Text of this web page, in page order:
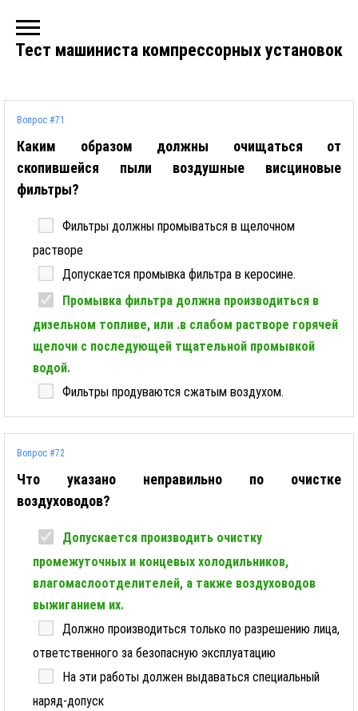
Тест машиниста компрессорных установок
Вопрос #71
Каким образом должны очищаться от
скопившейся пыли воздушные висциновые
фильтры?
Фильтры должны промываться в щелочном
растворе
Допускается промывка фильтра в керосине.
Промывка фильтра должна производиться в
дизельном топливе, или .в слабом растворе горячей
щелочи с последующей тщательной промывкой
водой.
Фильтры продуваются сжатым воздухом.
Вопрос #72
Что указано неправильно по очистке
воздуховодов?
Допускается производить очистку
промежуточных и концевых холодильников,
влагомаслоотделителей, а также воздуховодов
выжиганием их.
Должно производиться только по разрешению лица,
ответственного за безопасную эксплуатацию
На эти работы должен выдаваться специальный
наряд-допуск